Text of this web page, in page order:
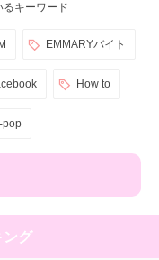
キーワード
EMMARYバイト
How to
pop
ング